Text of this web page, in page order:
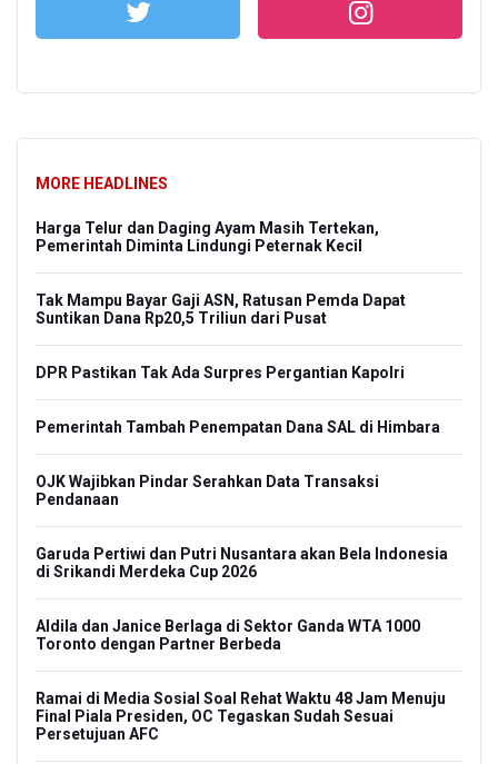
MORE HEADLINES
Harga Telur dan Daging Ayam Masih Tertekan,
Pemerintah Diminta Lindungi Peternak Kecil
Tak Mampu Bayar Gaji ASN, Ratusan Pemda Dapat
Suntikan Dana Rp20,5 Triliun dari Pusat
DPR Pastikan Tak Ada Surpres Pergantian Kapolri
Pemerintah Tambah Penempatan Dana SAL di Himbara
OJK Wajibkan Pindar Serahkan Data Transaksi
Pendanaan
Garuda Pertiwi dan Putri Nusantara akan Bela Indonesia
di Srikandi Merdeka Cup 2026
Aldila dan Janice Berlaga di Sektor Ganda WTA 1000
Toronto dengan Partner Berbeda
Ramai di Media Sosial Soal Rehat Waktu 48 Jam Menuju
Final Piala Presiden, OC Tegaskan Sudah Sesuai
Persetujuan AFC